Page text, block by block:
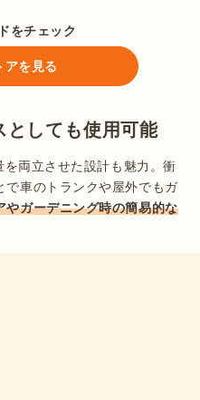
をチェック
を見る
しても使用可能
両立させた設計も魅力。衝
で車のトランクや屋外でもガ
やガーデニング時の簡易的な